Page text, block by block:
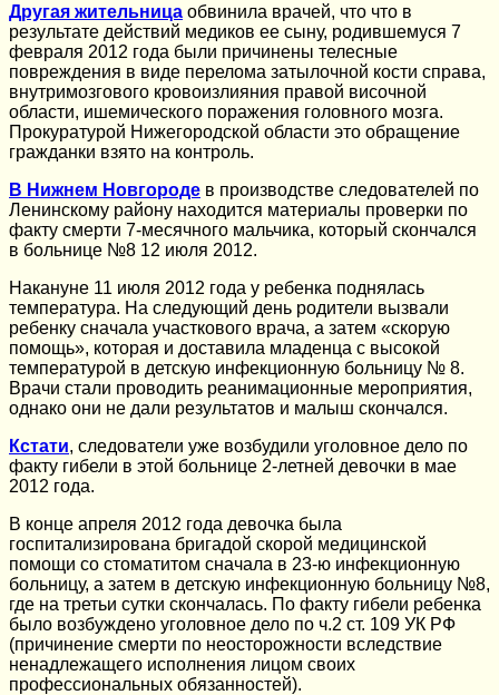
Другая жительница обвинила врачей, что что в
результате действий медиков ее сыну, родившемуся 7
февраля 2012 года были причинены телесные
повреждения в виде перелома затылочной кости справа,
внутримозгового кровоизлияния правой височной
области, ишемического поражения головного мозга.
Прокуратурой Нижегородской области это обращение
гражданки взято на контроль.
В Нижнем Новгороде в производстве следователей по
Ленинскому району находится материалы проверки по
факту смерти 7-месячного мальчика, который скончался
в больнице №8 12 июля 2012.
Накануне 11 июля 2012 года у ребенка поднялась
температура. На следующий день родители вызвали
ребенку сначала участкового врача, а затем «скорую
помощь», которая и доставила младенца с высокой
температурой в детскую инфекционную больницу № 8.
Врачи стали проводить реанимационные мероприятия,
однако они не дали результатов и малыш скончался.
Кстати, следователи уже возбудили уголовное дело по
факту гибели в этой больнице 2-летней девочки в мае
2012 года.
В конце апреля 2012 года девочка была
госпитализирована бригадой скорой медицинской
помощи со стоматитом сначала в 23-ю инфекционную
больницу, а затем в детскую инфекционную больницу №8,
где на третьи сутки скончалась. По факту гибели ребенка
было возбуждено уголовное дело по ч.2 ст. 109 УК РФ
(причинение смерти по неосторожности вследствие
ненадлежащего исполнения лицом своих
профессиональных обязанностей).